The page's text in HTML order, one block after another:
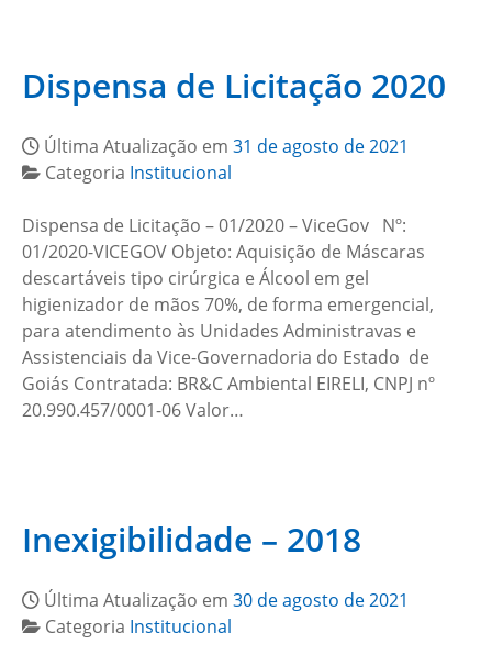
Dispensa de Licitação 2020
Última Atualização em 31 de agosto de 2021
Categoria Institucional
Dispensa de Licitação – 01/2020 – ViceGov Nº:
01/2020-VICEGOV Objeto: Aquisição de Máscaras
descartáveis tipo cirúrgica e Álcool em gel
higienizador de mãos 70%, de forma emergencial,
para atendimento às Unidades Administravas e
Assistenciais da Vice-Governadoria do Estado de
Goiás Contratada: BR&C Ambiental EIRELI, CNPJ nº
20.990.457/0001-06 Valor…
Inexigibilidade – 2018
Última Atualização em 30 de agosto de 2021
Categoria Institucional